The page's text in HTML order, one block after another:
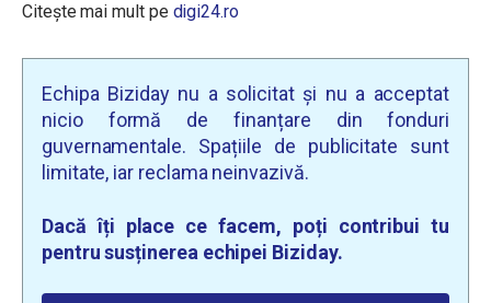
Citește mai mult pe digi24.ro
Echipa Biziday nu a solicitat și nu a acceptat
nicio formă de finanțare din fonduri
guvernamentale. Spațiile de publicitate sunt
limitate, iar reclama neinvazivă.
Dacă îți place ce facem, poți contribui tu
pentru susținerea echipei Biziday.